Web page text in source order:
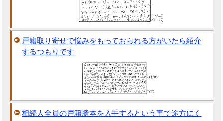
戸籍取り寄せで悩みをもっておられる方がいたら紹介
するつもりです
相続人全員の戸籍謄本を入手するという事で途方にく